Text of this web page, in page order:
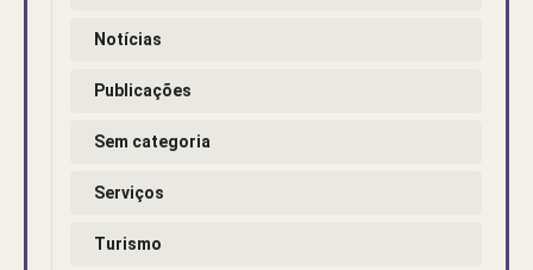
Notícias
Publicações
Sem categoria
Serviços
Turismo